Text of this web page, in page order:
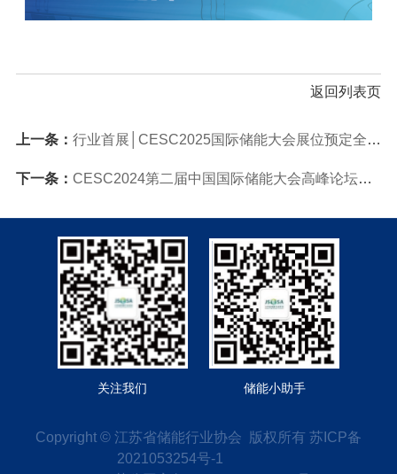
返回列表页
上一条： 行业首展│CESC2025国际储能大会展位预定全面开启，邀您共赴储能盛宴！
下一条： CESC2024第二届中国国际储能大会高峰论坛在宁举行
关注我们 储能小助手
Copyright © 江苏省储能行业协会 版权所有 苏ICP备
2021053254号-1